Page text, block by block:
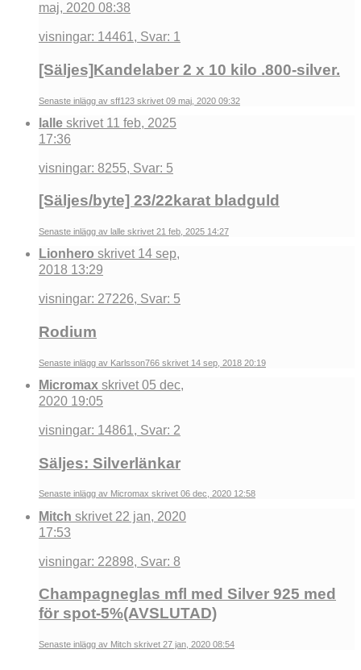
maj, 2020 08:38
visningar: 14461, Svar: 1
[Säljes]Kandelaber 2 x 10 kilo .800-silver.
Senaste inlägg av sff123 skrivet 09 maj, 2020 09:32
lalle skrivet 11 feb, 2025
17:36
visningar: 8255, Svar: 5
[Säljes/byte] 23/22karat bladguld
Senaste inlägg av lalle skrivet 21 feb, 2025 14:27
Lionhero skrivet 14 sep,
2018 13:29
visningar: 27226, Svar: 5
Rodium
Senaste inlägg av Karlsson766 skrivet 14 sep, 2018 20:19
Micromax skrivet 05 dec,
2020 19:05
visningar: 14861, Svar: 2
Säljes: Silverlänkar
Senaste inlägg av Micromax skrivet 06 dec, 2020 12:58
Mitch skrivet 22 jan, 2020
17:53
visningar: 22898, Svar: 8
Champagneglas mfl med Silver 925 med
för spot-5%(AVSLUTAD)
Senaste inlägg av Mitch skrivet 27 jan, 2020 08:54